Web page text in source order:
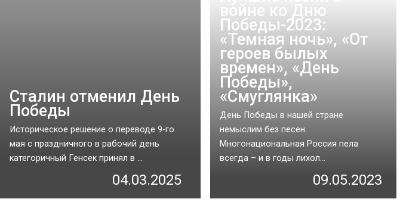
Сталин отменил День
Победы
Историческое решение о переводе 9-го
мая с праздничного в рабочий день
категоричный Генсек принял в ...
04.03.2025
войне ко Дню
Победы-2023:
«Темная ночь», «От
героев былых
времен», «День
Победы»,
«Смуглянка»
День Победы в нашей стране
немыслим без песен.
Многонациональная Россия пела
всегда – и в годы лихол...
09.05.2023